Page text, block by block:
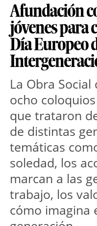
Afundación
jóvenes para
Día Europeo
La Obra
ocho
que trataron
de distintas
temáticas
soledad, los
marcan a las
trabajo, los
cómo imagina